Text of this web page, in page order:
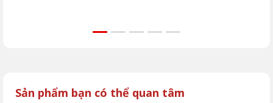
Sản phẩm bạn có thể quan tâm